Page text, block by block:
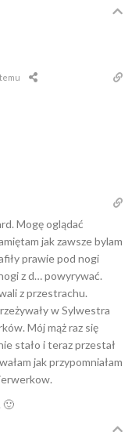
Mogę oglądać
jak zawsze bylam
prawie pod nogi
z d… powyrywać.
z przestrachu.
w Sylwestra
Mój mąż raz się
stało i teraz przestał
jak przypomniałam
🙂